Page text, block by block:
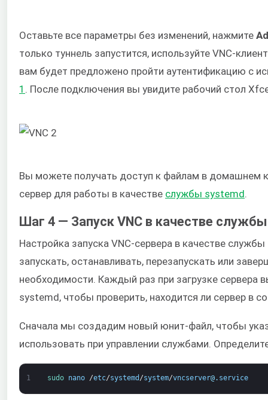
Оставьте все параметры без изменений, нажмите
только туннель запустится, используйте VNC-
вам будет предложено пройти аутентификацию с
1 . После подключения вы увидите рабочий стол
Вы можете получать доступ к файлам в домашнем
сервер для работы в качестве службы systemd.
Шаг 4 — Запуск VNC в качестве
Настройка запуска VNC-сервера в качестве
запускать, останавливать, перезапускать или
необходимости. Каждый раз при загрузке
systemd, чтобы проверить, находится ли сервер в
Сначала мы создадим новый юнит-файл, чтобы
использовать при управлении службами.
1 sudo nano /etc/systemd /system/vncserver@. service